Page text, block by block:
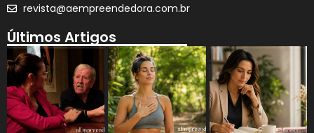
revista@aempreendedora.com.br
Últimos Artigos